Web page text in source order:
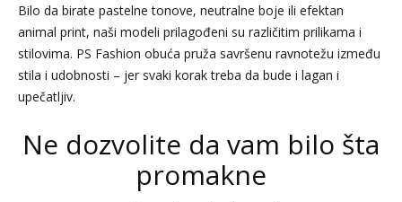
Bilo da birate pastelne tonove, neutralne boje ili efektan
animal print, naši modeli prilagođeni su različitim prilikama i
stilovima. PS Fashion obuća pruža savršenu ravnotežu između
stila i udobnosti – jer svaki korak treba da bude i lagan i
upečatljiv.
Ne dozvolite da vam bilo šta
promakne